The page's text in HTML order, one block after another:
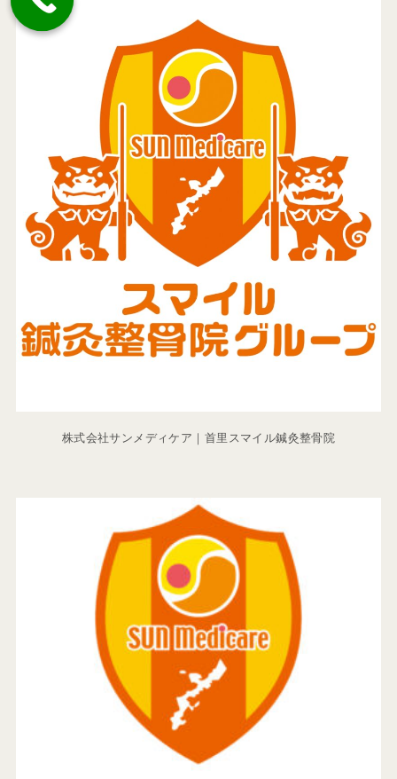
株式会社サンメディケア｜首里スマイル鍼灸整骨院